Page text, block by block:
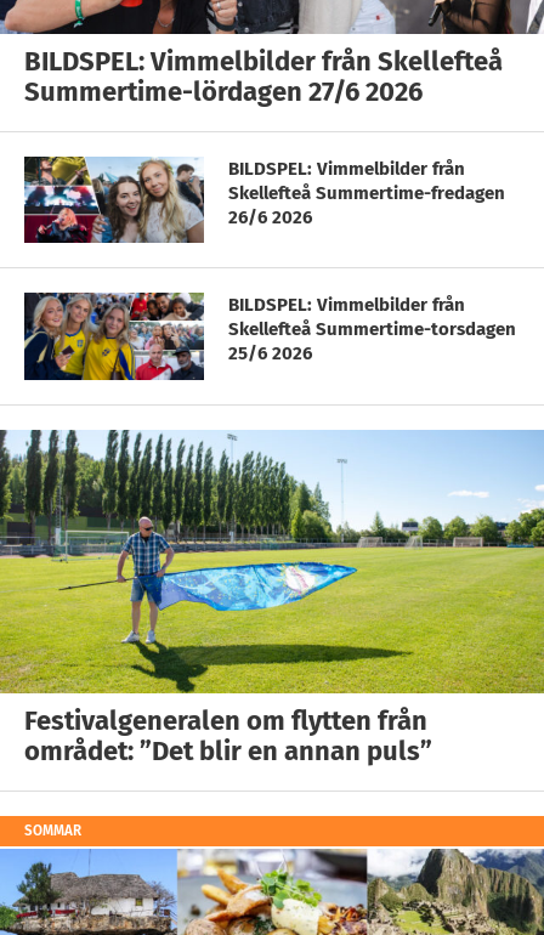
BILDSPEL: Vimmelbilder från Skellefteå
Summertime-lördagen 27/6 2026
BILDSPEL: Vimmelbilder från
Skellefteå Summertime-fredagen
26/6 2026
BILDSPEL: Vimmelbilder från
Skellefteå Summertime-torsdagen
25/6 2026
Festivalgeneralen om flytten från
området: ”Det blir en annan puls”
SOMMAR